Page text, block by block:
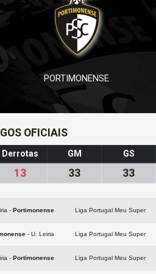
PORTIMONENSE
OFICIAIS
Derrotas GM GS
13 33 33
- Portimonense Liga Portugal Meu Super
- U. Leiria Liga Portugal Meu Super
- Portimonense Liga Portugal Meu Super